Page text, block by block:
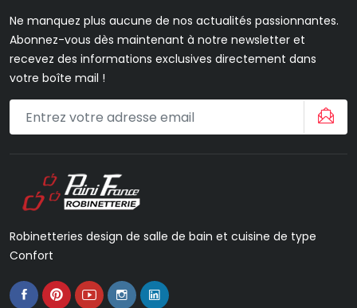
Ne manquez plus aucune de nos actualités passionnantes.
Abonnez-vous dès maintenant à notre newsletter et
recevez des informations exclusives directement dans
votre boîte mail !
Robinetteries design de salle de bain et cuisine de type
Confort